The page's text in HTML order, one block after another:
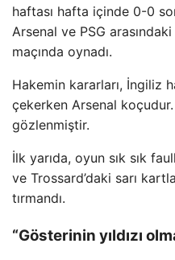
haftası hafta içinde 0-0
Arsenal ve PSG
maçında oynadı.
Hakemin kararları, İngiliz
çekerken Arsenal koçudur.
gözlenmiştir.
İlk yarıda, oyun sık sık
ve Trossard’daki sarı
tırmandı.
“Gösterinin yıldızı